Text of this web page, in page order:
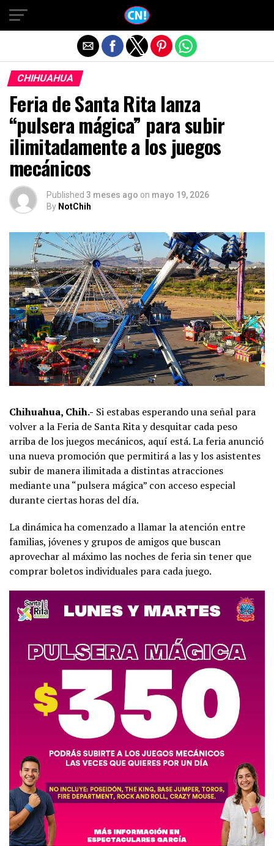
CHIHUAHUA
Feria de Santa Rita lanza
“pulsera mágica” para subir
ilimitadamente a los juegos
mecánicos
Published 3 meses ago on mayo 19, 2026
By NotChih
Chihuahua, Chih.- Si estabas esperando una señal para
volver a la Feria de Santa Rita y desquitar cada peso
arriba de los juegos mecánicos, aquí está. La feria anunció
una nueva promoción que permitirá a las y los asistentes
subir de manera ilimitada a distintas atracciones
mediante una “pulsera mágica” con acceso especial
durante ciertas horas del día.
La dinámica ha comenzado a llamar la atención entre
familias, jóvenes y grupos de amigos que buscan
aprovechar al máximo las noches de feria sin tener que
comprar boletos individuales para cada juego.
Salir de la versión móvil